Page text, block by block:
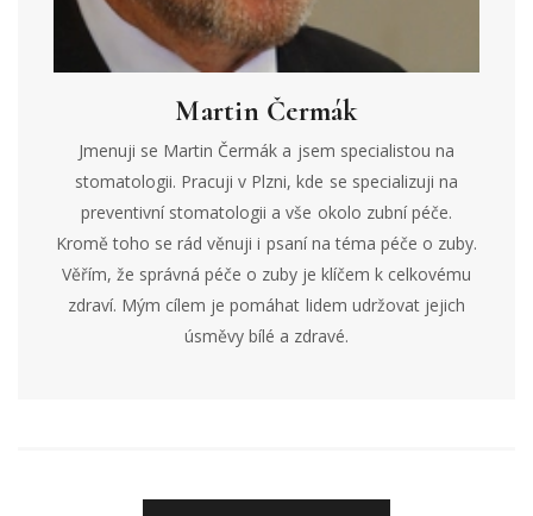
Martin Čermák
Jmenuji se Martin Čermák a jsem specialistou na
stomatologii. Pracuji v Plzni, kde se specializuji na
preventivní stomatologii a vše okolo zubní péče.
Kromě toho se rád věnuji i psaní na téma péče o zuby.
Věřím, že správná péče o zuby je klíčem k celkovému
zdraví. Mým cílem je pomáhat lidem udržovat jejich
úsměvy bílé a zdravé.